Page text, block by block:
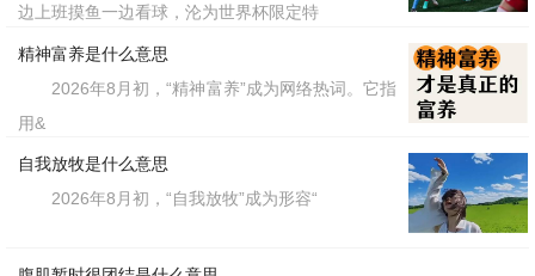
边上班摸鱼一边看球，沦为世界杯限定特
精神富养是什么意思
2026年8月初，“精神富养”成为网络热词。它指
用&
自我放牧是什么意思
2026年8月初，“自我放牧”成为形容“